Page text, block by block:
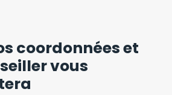
coordonnéeset
vous